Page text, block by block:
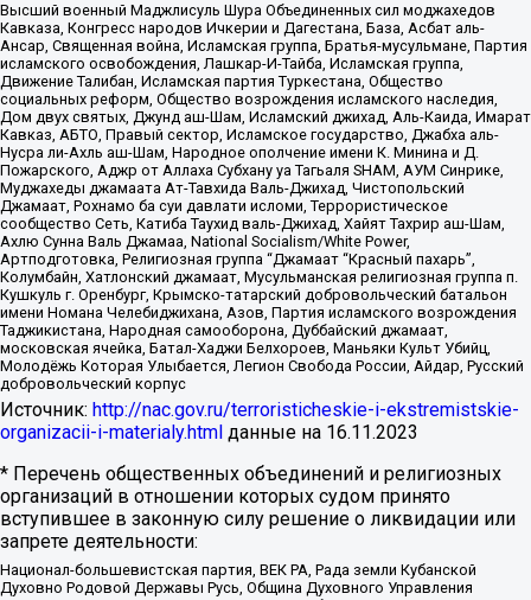
Высший военный Маджлисуль Шура Объединенных сил моджахедов
Кавказа, Конгресс народов Ичкерии и Дагестана, База, Асбат аль-
Ансар, Священная война, Исламская группа, Братья-мусульмане, Партия
исламского освобождения, Лашкар-И-Тайба, Исламская группа,
Движение Талибан, Исламская партия Туркестана, Общество
социальных реформ, Общество возрождения исламского наследия,
Дом двух святых, Джунд аш-Шам, Исламский джихад, Аль-Каида, Имарат
Кавказ, АБТО, Правый сектор, Исламское государство, Джабха аль-
Нусра ли-Ахль аш-Шам, Народное ополчение имени К. Минина и Д.
Пожарского, Аджр от Аллаха Субхану уа Тагьаля SHAM, АУМ Синрике,
Муджахеды джамаата Ат-Тавхида Валь-Джихад, Чистопольский
Джамаат, Рохнамо ба суи давлати исломи, Террористическое
сообщество Сеть, Катиба Таухид валь-Джихад, Хайят Тахрир аш-Шам,
Ахлю Сунна Валь Джамаа, National Socialism/White Power,
Артподготовка, Религиозная группа “Джамаат “Красный пахарь”,
Колумбайн, Хатлонский джамаат, Мусульманская религиозная группа п.
Кушкуль г. Оренбург, Крымско-татарский добровольческий батальон
имени Номана Челебиджихана, Азов, Партия исламского возрождения
Таджикистана, Народная самооборона, Дуббайский джамаат,
московская ячейка, Батал-Хаджи Белхороев, Маньяки Культ Убийц,
Молодёжь Которая Улыбается, Легион Свобода России, Айдар, Русский
добровольческий корпус
Источник: http://nac.gov.ru/terroristicheskie-i-ekstremistskie-
organizacii-i-materialy.html данные на 16.11.2023
* Перечень общественных объединений и религиозных
организаций в отношении которых судом принято
вступившее в законную силу решение о ликвидации или
запрете деятельности:
Национал-большевистская партия, ВЕК РА, Рада земли Кубанской
Духовно Родовой Державы Русь, Община Духовного Управления